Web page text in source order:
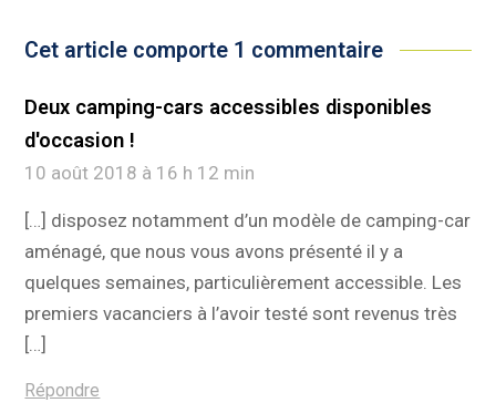
Cet article comporte 1 commentaire
Deux camping-cars accessibles disponibles
d'occasion !
10 août 2018 à 16 h 12 min
[…] disposez notamment d’un modèle de camping-car
aménagé, que nous vous avons présenté il y a
quelques semaines, particulièrement accessible. Les
premiers vacanciers à l’avoir testé sont revenus très
[…]
Répondre